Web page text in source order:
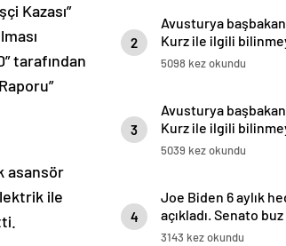
Kazası”
tarafından
asansör
ile
2
Avusturya
Kurz ile ilgili
5098 kez okundu
3
Avusturya
Kurz ile ilgili
5039 kez okundu
4
Joe Biden 6 aylık
açıkladı. Senato
3143 kez okundu